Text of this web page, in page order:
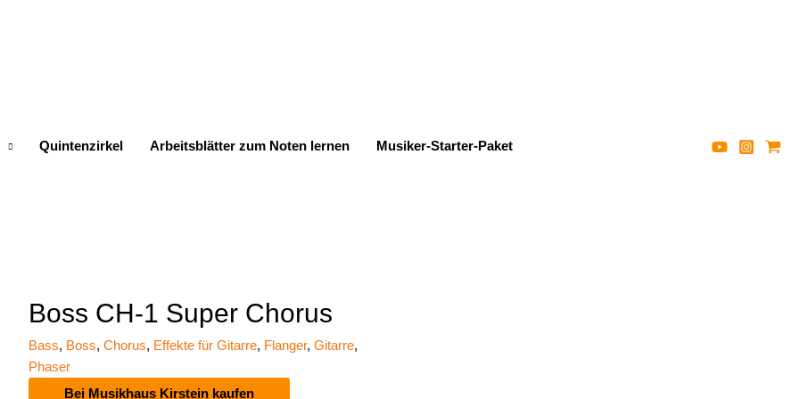
Quintenzirkel Arbeitsblätter zum Noten lernen Musiker-Starter-Paket
Boss CH-1 Super Chorus
Bass, Boss, Chorus, Effekte für Gitarre, Flanger, Gitarre,
Phaser
Bei Musikhaus Kirstein kaufen